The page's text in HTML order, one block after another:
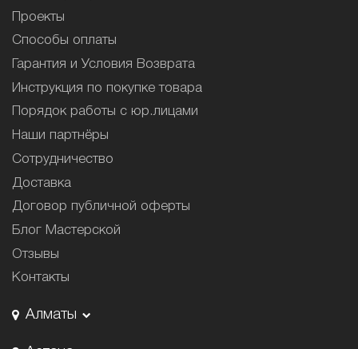
Проекты
Способы оплаты
Гарантия и Условия Возврата
Инструкция по покупке товара
Порядок работы с юр.лицами
Наши партнёры
Сотрудничество
Доставка
Договор публичной оферты
Блог Мастерской
Отзывы
Контакты
Алматы